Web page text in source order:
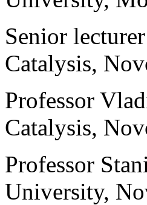
Senior
Catalysis,
Professor
Catalysis,
Professor
University,